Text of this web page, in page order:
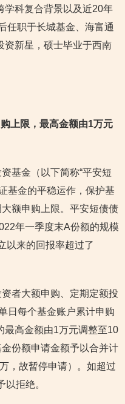
学科复合背景以及近20年
任职于长城基金、海富通
资新星，硕士毕业于西南
上限，最高金额由1万元
基金（以下简称“平安短
基金的平稳运作，保护基
额申购上限。平安短债债
年一季度末A份额的规模
以来的回报率超过了
者大额申购、定期定额投
日每个基金账户累计申购
最高金额由1万元调整至10
份额申请金额予以合并计
，故暂停申请）。如超过
拒绝。